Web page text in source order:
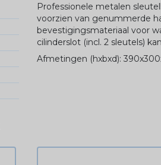
Professionele metalen
voorzien van genummerde
bevestigingsmateriaal voor
cilinderslot (incl. 2 sleutels)
Afmetingen (hxbxd):